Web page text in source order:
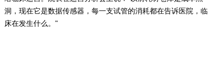
洞，现在它是数据传感器，每一支试管的消耗都在告诉医院，临
床在发生什么。"